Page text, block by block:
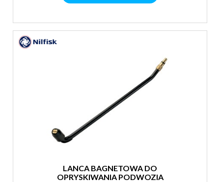
LANCA BAGNETOWA DO
OPRYSKIWANIA PODWOZIA